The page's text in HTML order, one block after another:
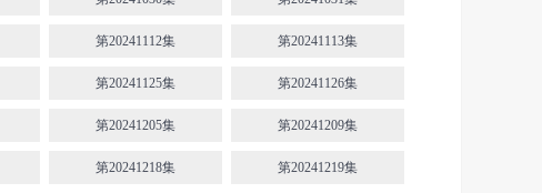
第20241112集 第20241113集
第20241125集 第20241126集
第20241205集 第20241209集
第20241218集 第20241219集